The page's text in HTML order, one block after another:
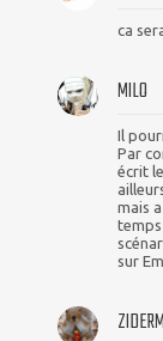
ca
MILO
Il
Par
écrit
mais
sur
ZIDERM